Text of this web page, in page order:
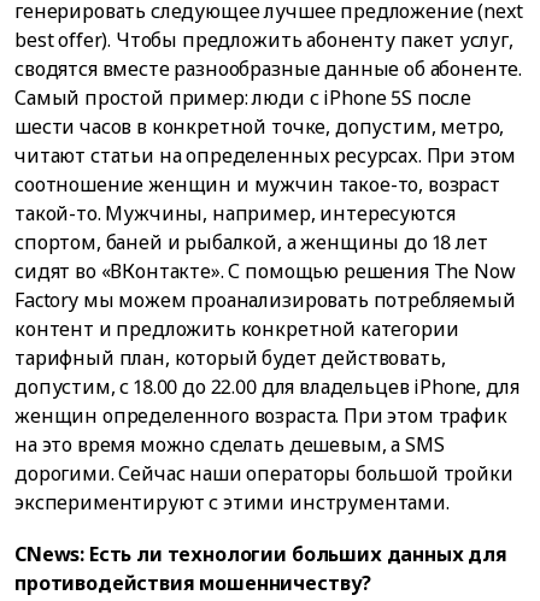
генерировать следующее лучшее предложение (next
best offer). Чтобы предложить абоненту пакет услуг,
сводятся вместе разнообразные данные об абоненте.
Самый простой пример: люди с iPhonе 5S после
шести часов в конкретной точке, допустим, метро,
читают статьи на определенных ресурсах. При этом
соотношение женщин и мужчин такое-то, возраст
такой-то. Мужчины, например, интересуются
спортом, баней и рыбалкой, а женщины до 18 лет
сидят во «ВКонтакте». С помощью решения The Now
Factory мы можем проанализировать потребляемый
контент и предложить конкретной категории
тарифный план, который будет действовать,
допустим, с 18.00 до 22.00 для владельцев iPhone, для
женщин определенного возраста. При этом трафик
на это время можно сделать дешевым, а SMS
дорогими. Сейчас наши операторы большой тройки
экспериментируют с этими инструментами.
CNews: Есть ли технологии больших данных для
противодействия мошенничеству?